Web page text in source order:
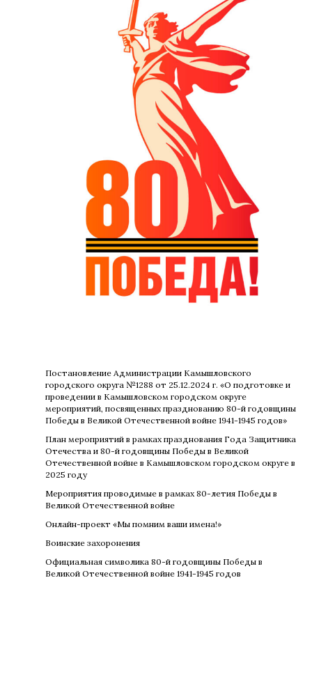
Постановление Администрации Камышловского
городского округа №1288 от 25.12.2024 г. «О подготовке и
проведении в Камышловском городском округе
мероприятий, посвященных празднованию 80-й годовщины
Победы в Великой Отечественной войне 1941-1945 годов»
План мероприятий в рамках празднования Года Защитника
Отечества и 80-й годовщины Победы в Великой
Отечественной войне в Камышловском городском округе в
2025 году
Мероприятия проводимые в рамках 80-летия Победы в
Великой Отечественной войне
Онлайн-проект «Мы помним ваши имена!»
Воинские захоронения
Официальная символика 80-й годовщины Победы в
Великой Отечественной войне 1941-1945 годов